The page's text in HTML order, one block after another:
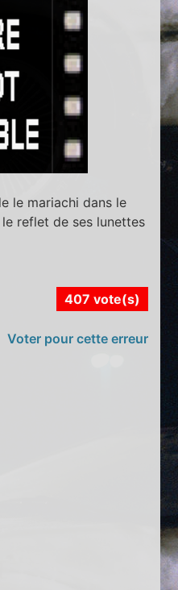
le mariachi dans le
reflet de ses lunettes
407 vote(s)
Voter pour cette erreur